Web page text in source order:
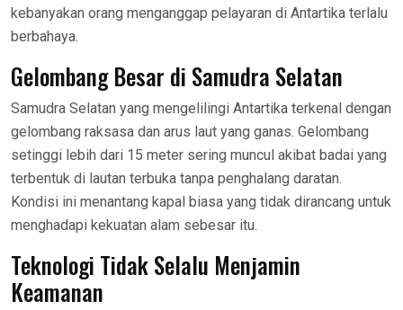
kebanyakan orang menganggap pelayaran di Antartika terlalu
berbahaya.
Gelombang Besar di Samudra Selatan
Samudra Selatan yang mengelilingi Antartika terkenal dengan
gelombang raksasa dan arus laut yang ganas. Gelombang
setinggi lebih dari 15 meter sering muncul akibat badai yang
terbentuk di lautan terbuka tanpa penghalang daratan.
Kondisi ini menantang kapal biasa yang tidak dirancang untuk
menghadapi kekuatan alam sebesar itu.
Teknologi Tidak Selalu Menjamin
Keamanan